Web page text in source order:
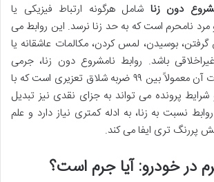
دون زنا شامل هرگونه ارتباط فیزیکی یا
نامحرم است که به حد زنا نرسد. این روابط می
بوسیدن، لمس کردن، مکالمات عاشقانه یا
باشد. روابط نامشروع دون زنا، جرمی
تعزیری است و مجازات آن معمولاً بین ۹۹ ضربه شلاق تعزیری است که با
پرونده می تواند به جزای نقدی نیز تبدیل
نسبت به زنا، به ادله کمتری نیاز دارد و علم
پررنگ تری ایفا می کند.
در خودرو: آیا جرم است؟